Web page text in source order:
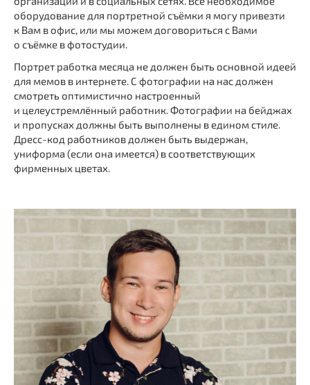
оборудование для портретной съёмки я могу привезти
к Вам в офис, или мы можем договориться с Вами
о съёмке в фотостудии.
Портрет работка месяца не должен быть основной идеей
для мемов в интернете. С фотографии на нас должен
смотреть оптимистично настроенный
и целеустремлённый работник. Фотографии на бейджах
и пропусках должны быть выполнены в едином стиле.
Дресс-код работников должен быть выдержан,
униформа (если она имеется) в соответствующих
фирменных цветах.